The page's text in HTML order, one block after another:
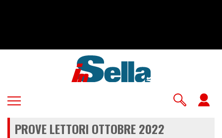
PROVE LETTORI OTTOBRE 2022